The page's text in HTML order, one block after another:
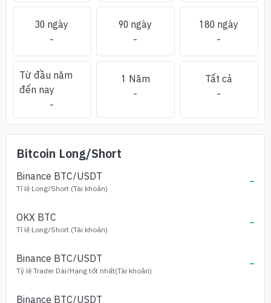
30 ngày
-
90 ngày
-
180 ngày
-
Từ đầu năm
đến nay
-
1 Năm
-
Tất cả
-
Bitcoin Long/Short
Binance BTC/USDT
Tỉ lệ Long/Short (Tài khoản) -
OKX BTC
Tỉ lệ Long/Short (Tài khoản) -
Binance BTC/USDT
Tỷ lệ Trader Dài/Hạng tốt nhất(Tài khoản) -
Binance BTC/USDT